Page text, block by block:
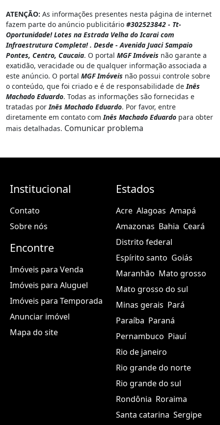
ATENÇÃO: As informações presentes nesta página de internet
fazem parte do anúncio publicitário #302523842 - Tt-
Oportunidade! Lotes na Estrada Velha do Icarai com
Infraestrutura Completa! . Desde - Avenida Juaci Sampaio
Pontes, Centro, Caucaia. O portal MGF Imóveis não garante a
exatidão, veracidade ou de qualquer informação associada a
este anúncio. O portal MGF Imóveis não possui controle sobre
o conteúdo, que foi criado e é de responsabilidade de Inês
Machado Eduardo. Todas as informações são fornecidas e
tratadas por Inês Machado Eduardo. Por favor, entre
diretamente em contato com Inês Machado Eduardo para obter
mais detalhadas. Comunicar problema
Institucional
Contato
Sobre nós
Encontre
Imóveis para Venda
Imóveis para Aluguel
Imóveis para Temporada
Anunciar imóvel
Mapa do site
Estados
Acre Alagoas Amapá
Amazonas Bahia Ceará
Distrito federal
Espírito santo Goiás
Maranhão Mato grosso
Mato grosso do sul
Minas gerais Pará
Paraíba Paraná
Pernambuco Piauí
Rio de janeiro
Rio grande do norte
Rio grande do sul
Rondônia Roraima
Santa catarina Sergipe